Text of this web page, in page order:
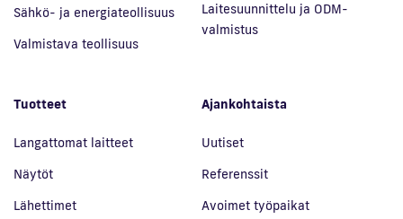
Sähkö- ja energiateollisuus
Valmistava teollisuus
Laitesuunnittelu ja ODM-
valmistus
Tuotteet
Langattomat laitteet
Näytöt
Lähettimet
Ajankohtaista
Uutiset
Referenssit
Avoimet työpaikat